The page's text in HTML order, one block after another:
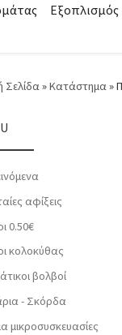
Σελίδα »Κατάστημα »
αφίξεις
0.50€
κολοκύθας
βολβοί
- Σκόρδα
μικροσυσκευασίες